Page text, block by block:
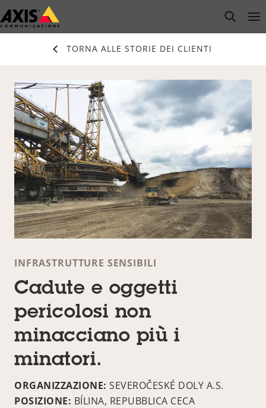
Salta
al
open
TORNA ALLE STORIE DEI CLIENTI
INFRASTRUTTURE SENSIBILI
Cadute e oggetti
pericolosi non
minacciano più i
minatori.
ORGANIZZAZIONE: SEVEROČESKÉ DOLY A.S.
POSIZIONE: BÍLINA, REPUBBLICA CECA